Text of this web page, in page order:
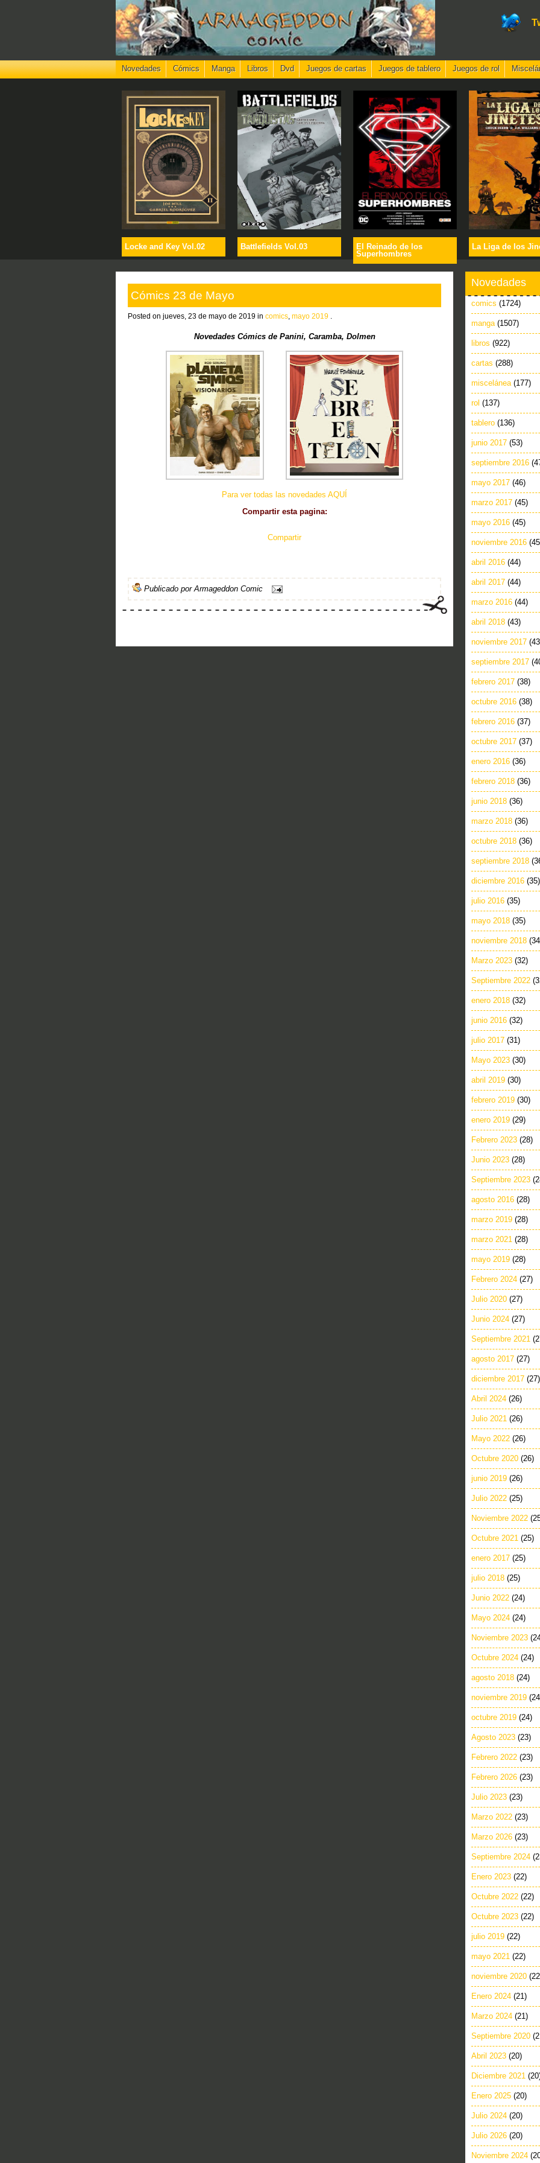
Novedades Cómics Manga Libros Dvd Juegos de cartas Juegos de tablero Juegos de rol
Locke and Key Vol.02 Battlefields Vol.03
El Reinado de los
Superhombres
La Liga de los
Cómics 23 de Mayo
Posted on jueves, 23 de mayo de 2019 in comics mayo 2019
Novedades Cómics de Panini, Caramba, Dolmen
Para ver todas las novedades AQUÍ
Compartir esta pagina:
Compartir
Publicado porArmageddon Comic
Novedades
comics (1724)
manga (1507)
libros (922)
cartas (288)
miscelánea (177)
rol (137)
tablero (136)
junio 2017 (53)
septiembre 2016
mayo 2017 (46)
marzo 2017 (45)
mayo 2016 (45)
noviembre 2016
abril 2016 (44)
abril 2017 (44)
marzo 2016 (44)
abril 2018 (43)
noviembre 2017
septiembre 2017
febrero 2017 (38)
octubre 2016 (38)
febrero 2016 (37)
octubre 2017 (37)
enero 2016 (36)
febrero 2018 (36)
junio 2018 (36)
marzo 2018 (36)
octubre 2018 (36)
septiembre 2018
diciembre 2016 (35)
julio 2016 (35)
mayo 2018 (35)
noviembre 2018
Marzo 2023 (32)
Septiembre 2022
enero 2018 (32)
junio 2016 (32)
julio 2017 (31)
Mayo 2023 (30)
abril 2019 (30)
febrero 2019 (30)
enero 2019 (29)
Febrero 2023 (28)
Junio 2023 (28)
Septiembre 2023
agosto 2016 (28)
marzo 2019 (28)
marzo 2021 (28)
mayo 2019 (28)
Febrero 2024 (27)
Julio 2020 (27)
Junio 2024 (27)
Septiembre 2021
agosto 2017 (27)
diciembre 2017 (27)
Abril 2024 (26)
Julio 2021 (26)
Mayo 2022 (26)
Octubre 2020 (26)
junio 2019 (26)
Julio 2022 (25)
Noviembre 2022
Octubre 2021 (25)
enero 2017 (25)
julio 2018 (25)
Junio 2022 (24)
Mayo 2024 (24)
Noviembre 2023
Octubre 2024 (24)
agosto 2018 (24)
noviembre 2019
octubre 2019 (24)
Agosto 2023 (23)
Febrero 2022 (23)
Febrero 2026 (23)
Julio 2023 (23)
Marzo 2022 (23)
Marzo 2026 (23)
Septiembre 2024
Enero 2023 (22)
Octubre 2022 (22)
Octubre 2023 (22)
julio 2019 (22)
mayo 2021 (22)
noviembre 2020
Enero 2024 (21)
Marzo 2024 (21)
Septiembre 2020
Abril 2023 (20)
Diciembre 2021
Enero 2025 (20)
Julio 2024 (20)
Julio 2026 (20)
Noviembre 2024